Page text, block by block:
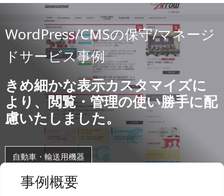
プWordPress/CMSの保守/マネージ
ドサービス事例
きめ細かな表示カスタマイズに
より、閲覧・管理の使い勝手に配
慮いたしました。
自動車・輸送用機器
事例概要